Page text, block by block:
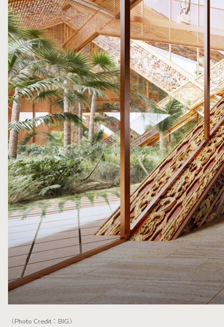
（Photo Credit：BIG）